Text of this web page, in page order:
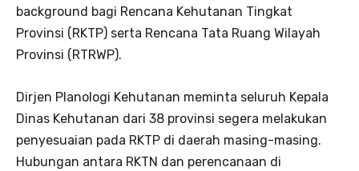
background bagi Rencana Kehutanan Tingkat
Provinsi (RKTP) serta Rencana Tata Ruang Wilayah
Provinsi (RTRWP).
Dirjen Planologi Kehutanan meminta seluruh Kepala
Dinas Kehutanan dari 38 provinsi segera melakukan
penyesuaian pada RKTP di daerah masing-masing.
Hubungan antara RKTN dan perencanaan di